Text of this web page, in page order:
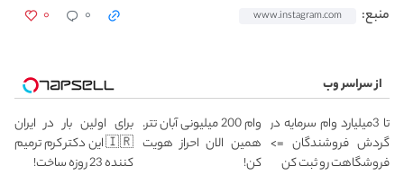
منبع: www.instagram.com ۰ ۰
از سراسر وب
تا 3میلیارد وام سرمایه در
گردش فروشندگان =>
فروشگاهت رو ثبت کن
وام 200 میلیونی آبان تتر.
همین الان احراز هویت
کن!
برای اولین بار در ایران
🇮🇷 این دکتر کرم ترمیم
کننده 23 روزه ساخت!